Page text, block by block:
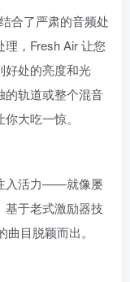
合了严肃的音频处
，Fresh Air 让您
好处的亮度和光
的轨道或整个混音
大吃一惊。
入活力——就像屡
基于老式激励器技
目脱颖而出。